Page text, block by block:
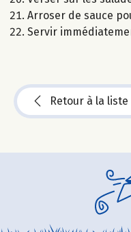
Arroser de sauce
Servir
Retour à la liste